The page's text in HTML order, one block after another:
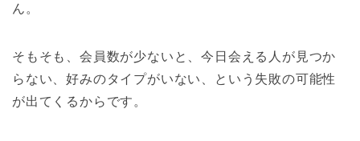
ん。
そもそも、会員数が少ないと、今日会える人が見つか
らない、好みのタイプがいない、という失敗の可能性
が出てくるからです。